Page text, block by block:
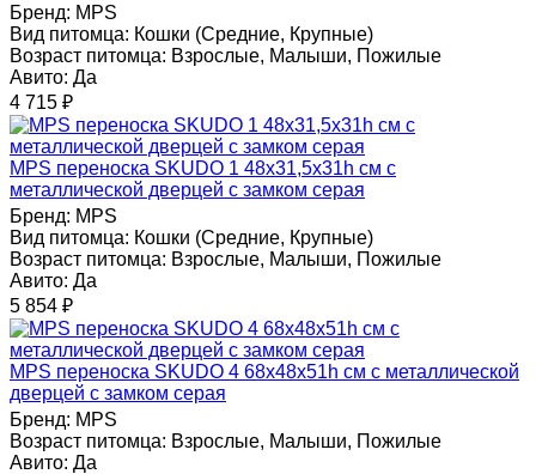
Бренд: MPS
Вид питомца: Кошки (Средние, Крупные)
Возраст питомца: Взрослые, Малыши, Пожилые
Авито: Да
4 715 ₽
MPS переноска SKUDO 1 48х31,5х31h см с
металлической дверцей с замком серая
Бренд: MPS
Вид питомца: Кошки (Средние, Крупные)
Возраст питомца: Взрослые, Малыши, Пожилые
Авито: Да
5 854 ₽
MPS переноска SKUDO 4 68х48х51h см с металлической
дверцей с замком серая
Бренд: MPS
Возраст питомца: Взрослые, Малыши, Пожилые
Авито: Да